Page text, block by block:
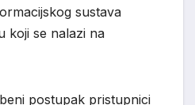
sustava
koji se nalazi na
postupak pristupnici